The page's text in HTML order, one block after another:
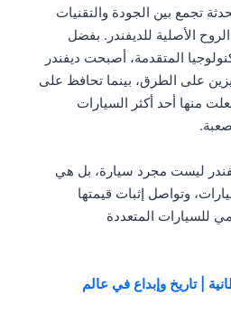
تجمع بين الجودة والتقنيات
الأصلية للديفندر. بفضل
المتقدمة، أصبحت ديفندر
على الطرق، بينما تحافظ على
منها أحد أكثر السيارات
ليست مجرد سيارة، بل هي
وتواصل إثبات قيمتها
للسيارات المتعددة
| تاريخ وإبداع في عالم